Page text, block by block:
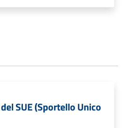
SUE (Sportello Unico